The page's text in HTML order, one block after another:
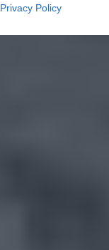
Privacy Policy